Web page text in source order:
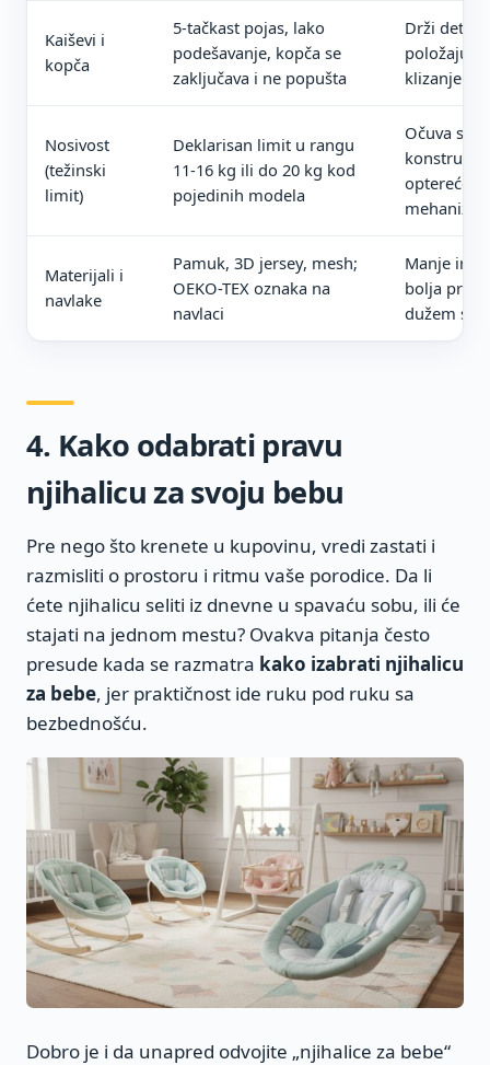
Kaiševi i
kopča
5-tačkast pojas, lako
podešavanje, kopča se
zaključava i ne popušta
Drži dete
položaju i
klizanje
Nosivost
(težinski
limit)
Deklarisan limit u rangu
11-16 kg ili do 20 kg kod
pojedinih modela
Očuva
Materijali i
navlake
Pamuk, 3D jersey, mesh;
OEKO-TEX oznaka na
navlaci
Manje
bolja
dužem
4. Kako odabrati pravu
njihalicu za svoju bebu
Pre nego što krenete u kupovinu, vredi zastati i
razmisliti o prostoru i ritmu vaše porodice. Da li
ćete njihalicu seliti iz dnevne u spavaću sobu, ili će
stajati na jednom mestu? Ovakva pitanja često
presude kada se razmatra kako izabrati njihalicu
za bebe, jer praktičnost ide ruku pod ruku sa
bezbednošću.
Dobro je i da unapred odvojite „njihalice za bebe“